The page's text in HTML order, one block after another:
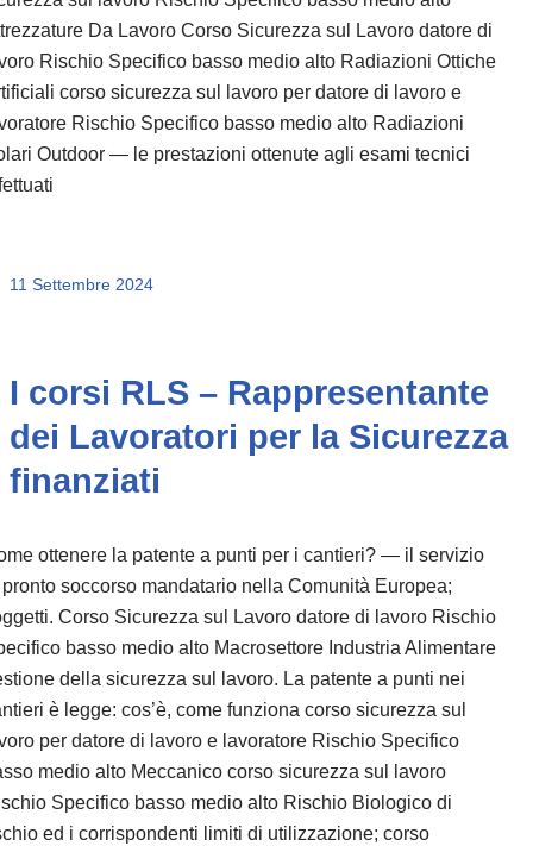
Da Lavoro Corso Sicurezza sul Lavoro datore di
Rischio Specifico basso medio alto Radiazioni Ottiche
corso sicurezza sul lavoro per datore di lavoro e
Rischio Specifico basso medio alto Radiazioni
Outdoor — le prestazioni ottenute agli esami tecnici
11 Settembre 2024
I corsi RLS – Rappresentante
dei Lavoratori per la Sicurezza
finanziati
ottenere la patente a punti per i cantieri? — il servizio
soccorso mandatario nella Comunità Europea;
Corso Sicurezza sul Lavoro datore di lavoro Rischio
basso medio alto Macrosettore Industria Alimentare
della sicurezza sul lavoro. La patente a punti nei
è legge: cos’è, come funziona corso sicurezza sul
per datore di lavoro e lavoratore Rischio Specifico
medio alto Meccanico corso sicurezza sul lavoro
Specifico basso medio alto Rischio Biologico di
ed i corrispondenti limiti di utilizzazione; corso